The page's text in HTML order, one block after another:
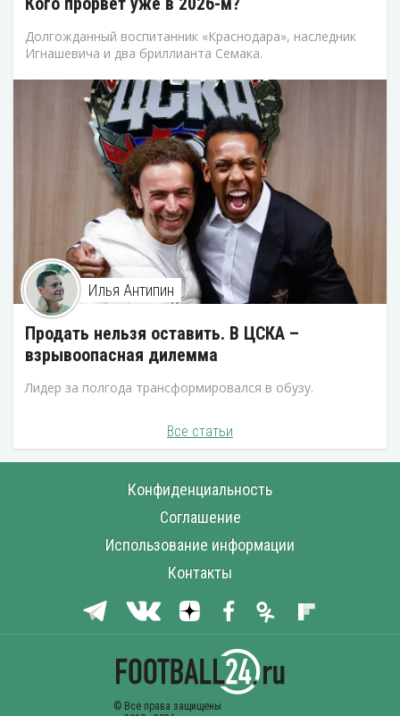
Долгожданный воспитанник «Краснодара», наследник
Игнашевича и два бриллианта Семака.
Илья Антипин
Продать нельзя оставить. В ЦСКА –
взрывоопасная дилемма
Лидер за полгода трансформировался в обузу.
Все статьи
Конфиденциальность
Соглашение
Использование информации
Контакты